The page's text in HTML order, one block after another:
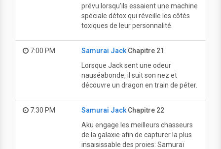
prévu lorsqu'ils essaient une machine
spéciale détox qui réveille les côtés
toxiques de leur personnalité.
7:00 PM Samurai JackChapitre 21
Lorsque Jack sent une odeur
nauséabonde, il suit son nez et
découvre un dragon en train de péter.
7:30 PM Samurai JackChapitre 22
Aku engage les meilleurs chasseurs
de la galaxie afin de capturer la plus
insaisissable des proies: Samuraï